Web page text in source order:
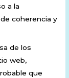
a la
coherencia y
de los
web,
que